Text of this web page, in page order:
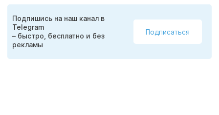
Подпишись на наш канал в
Telegram
– быстро, бесплатно и без
рекламы
Подписаться